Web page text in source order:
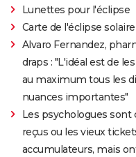
Lunettes pour l'éclipse
Carte de l'éclipse
Alvaro Fernandez,
draps : "L'idéal est de
au maximum tous les
nuances importantes"
Les psychologues sont
reçus ou les vieux
accumulateurs, mais